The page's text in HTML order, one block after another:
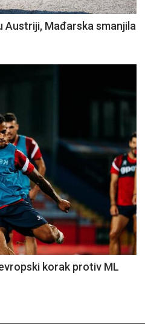
Austriji, Mađarska smanjila
korak protiv ML